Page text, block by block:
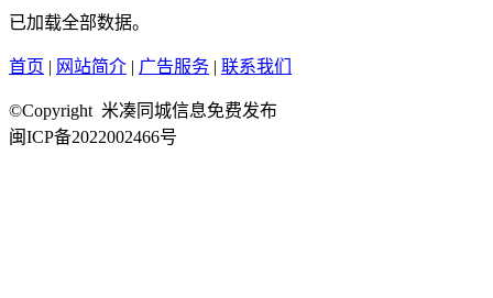
已加载全部数据。
首页 | 网站简介 | 广告服务 | 联系我们
©Copyright 米凑同城信息免费发布
闽ICP备2022002466号